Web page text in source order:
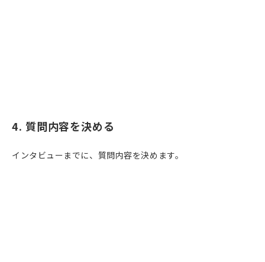
4. 質問内容を決める
インタビューまでに、質問内容を決めます。